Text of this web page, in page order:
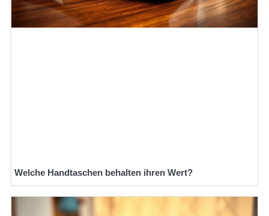
Welche Handtaschen behalten ihren Wert?